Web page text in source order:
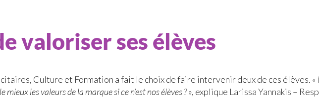
valoriser ses élèves
Culture et Formation a fait le choix de faire intervenir deux de ces élèves. «
les valeurs de la marque si ce n’est nos élèves ?», explique Larissa Yannakis –